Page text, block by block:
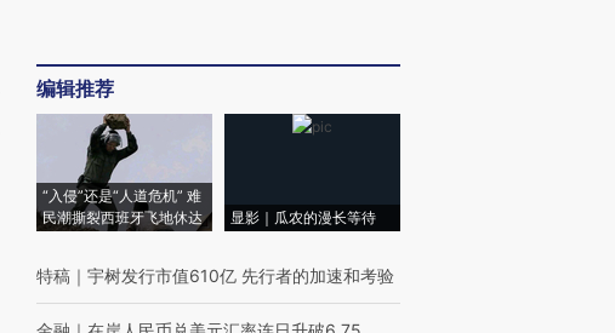
编辑推荐
“入侵”还是“人道危机” 难
民潮撕裂西班牙飞地休达
显影｜瓜农的漫长等待
特稿 ｜ 宇树发行市值610亿 先行者的加速和考验